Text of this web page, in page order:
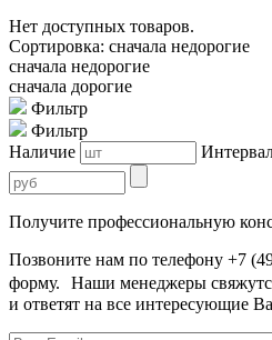
Нет доступных товаров.
Сортировка: сначала недорогие
сначала недорогие
сначала дорогие
Фильтр
Фильтр
Наличие
Получите профессиональную
Позвоните нам по телефону +7
форму. Наши менеджеры
и ответят на все интересующие